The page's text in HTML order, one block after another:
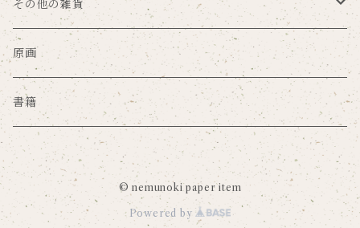
文房具DJmaki×nemunoki
mug×nemunoki
merilforel×nemunoki
ファイル
ステッカー
ポスター
ペーパーインセンス
撮影用背景紙
サンドアートケース
グリッターケース
押し花レジンケース
強化ガラスケース
カードポケット
マウスパッド
その他のPC・モバイルグッズ
ポーチ
キーケース
コインケース
カードケース
パスケース
キーホルダー
ブローチ
缶バッジ、ピンズ
手鏡
クリーニングクロス
その他の雑貨
マスク
珪藻土グッズ
ハンカチ
キッチングッズ
原画
書籍
© nemunoki paper item
Powered by